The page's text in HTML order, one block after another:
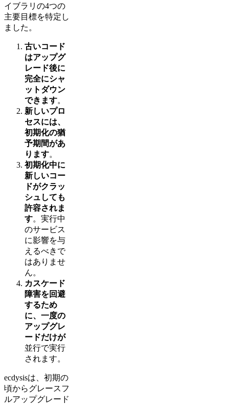
イブラリの4つの
主要目標を特定し
ました。
古いコード
はアップグ
レード後に
完全にシャ
ットダウン
できます。
新しいプロ
セスには、
初期化の猶
予期間があ
ります。
初期化中に
新しいコー
ドがクラッ
シュしても
許容されま
す。実行中
のサービス
に影響を与
えるべきで
はありませ
ん。
カスケード
障害を回避
するため
に、一度の
アップグレ
ードだけが
並行で実行
されます。
ecdysisは、初期の
頃からグレースフ
ルアップグレード